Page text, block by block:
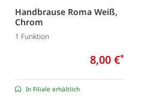
Handbrause Roma Weiß,
Chrom
1 Funktion
8,00 €*
In Filiale erhältlich